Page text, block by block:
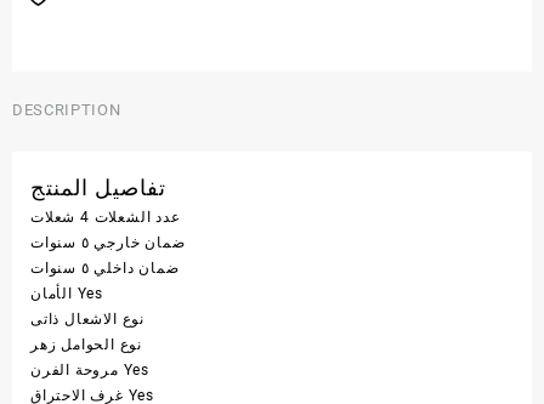
DESCRIPTION
تفاصيل المنتج
عدد الشعلات 4 شعلات
ضمان خارجي ٥ سنوات
ضمان داخلي ٥ سنوات
Yes
نوع الاشعال ذاتى
نوع الحوامل زهر
Yes
Yes